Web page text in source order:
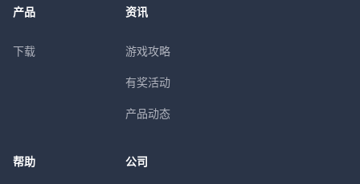
产品
下载
资讯
游戏攻略
有奖活动
产品动态
帮助 公司